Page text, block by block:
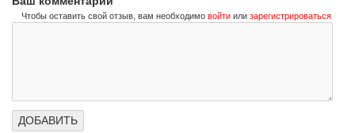
Чтобы оставить свой отзыв, вам необходимо войти или зарегистрироваться